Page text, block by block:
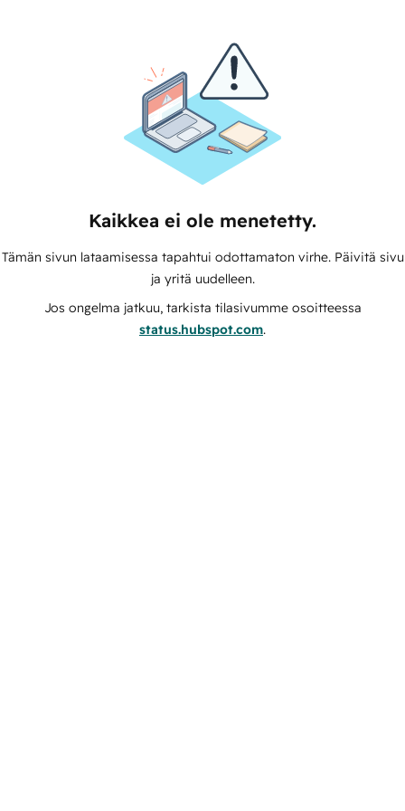
Kaikkea ei ole menetetty.
Tämän sivun lataamisessa tapahtui odottamaton virhe. Päivitä sivu
ja yritä uudelleen.
Jos ongelma jatkuu, tarkista tilasivumme osoitteessa
status.hubspot.com.